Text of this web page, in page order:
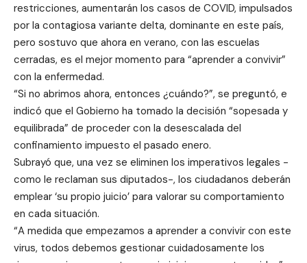
restricciones, aumentarán los casos de COVID, impulsados
por la contagiosa variante delta, dominante en este país,
pero sostuvo que ahora en verano, con las escuelas
cerradas, es el mejor momento para “aprender a convivir”
con la enfermedad.
“Si no abrimos ahora, entonces ¿cuándo?”, se preguntó, e
indicó que el Gobierno ha tomado la decisión “sopesada y
equilibrada” de proceder con la desescalada del
confinamiento impuesto el pasado enero.
Subrayó que, una vez se eliminen los imperativos legales -
como le reclaman sus diputados-, los ciudadanos deberán
emplear ‘su propio juicio’ para valorar su comportamiento
en cada situación.
“A medida que empezamos a aprender a convivir con este
virus, todos debemos gestionar cuidadosamente los